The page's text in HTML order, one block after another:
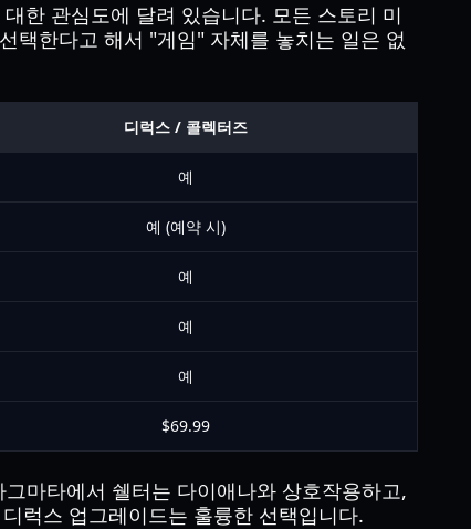
한 관심도에 달려 있습니다. 모든 스토리 미
택한다고 해서 "게임" 자체를 놓치는 일은 없
디럭스 / 콜렉터즈
예
예 (예약 시)
예
예
예
$69.99
마타에서 쉘터는 다이애나와 상호작용하고,
럭스 업그레이드는 훌륭한 선택입니다.